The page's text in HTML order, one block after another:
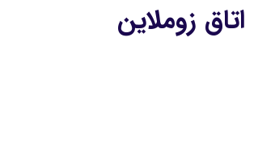
اتاق زوملاین